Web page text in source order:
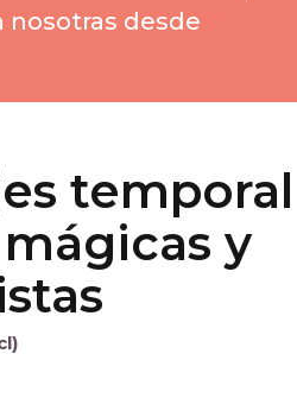
desde
y